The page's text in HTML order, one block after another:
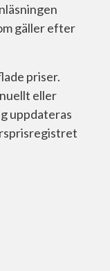
gäller efter
priser.
eller
uppdateras